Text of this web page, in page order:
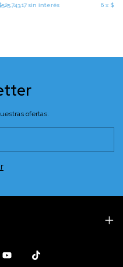
sin interés
6 x
ofertas.